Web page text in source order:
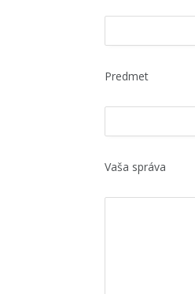
Predmet
Vaša správa